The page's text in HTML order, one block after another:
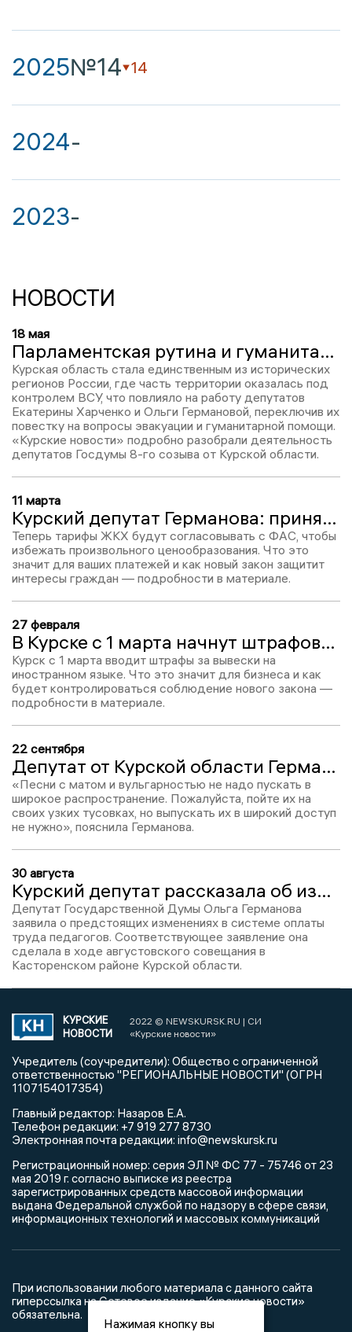
2025№14 14
2024-
2023-
НОВОСТИ
18 мая
Парламентская рутина и гуманитарная катастрофа: как работали депутаты от Курской области в Госдуме 8-го созыва
Курская область стала единственным из исторических
регионов России, где часть территории оказалась под
контролем ВСУ, что повлияло на работу депутатов
Екатерины Харченко и Ольги Германовой, переключив их
повестку на вопросы эвакуации и гуманитарной помощи.
«Курские новости» подробно разобрали деятельность
депутатов Госдумы 8-го созыва от Курской области.
11 марта
Курский депутат Германова: принят закон против произвольного роста тарифов ЖКХ
Теперь тарифы ЖКХ будут согласовывать с ФАС, чтобы
избежать произвольного ценообразования. Что это
значит для ваших платежей и как новый закон защитит
интересы граждан — подробности в материале.
27 февраля
В Курске с 1 марта начнут штрафовать за иностранные вывески
Курск с 1 марта вводит штрафы за вывески на
иностранном языке. Что это значит для бизнеса и как
будет контролироваться соблюдение нового закона —
подробности в материале.
22 сентября
Депутат от Курской области Германова предложила цензурировать песни Круга
«Песни с матом и вульгарностью не надо пускать в
широкое распространение. Пожалуйста, пойте их на
своих узких тусовках, но выпускать их в широкий доступ
не нужно», пояснила Германова.
30 августа
Курский депутат рассказала об измении в зарплатах педагогов
Депутат Государственной Думы Ольга Германова
заявила о предстоящих изменениях в системе оплаты
труда педагогов. Соответствующее заявление она
сделала в ходе августовского совещания в
Касторенском районе Курской области.
КУРСКИЕ
НОВОСТИ
2022 © NEWSKURSK.RU | СИ
«Курские новости»
Учредитель (соучредители): Общество с ограниченной
ответственностью "РЕГИОНАЛЬНЫЕ НОВОСТИ" (ОГРН
1107154017354)
Главный редактор: Назаров Е.А.
Телефон редакции: +7 919 277 8730
Электронная почта редакции: info@newskursk.ru
Регистрационный номер: серия ЭЛ № ФС 77 - 75746 от 23
мая 2019 г. согласно выписке из реестра
зарегистрированных средств массовой информации
выдана Федеральной службой по надзору в сфере связи,
информационных технологий и массовых коммуникаций
При использовании любого материала с данного сайта
гиперссылка на Сетевое издание «Курские новости»
обязательна.
Нажимая кнопку вы